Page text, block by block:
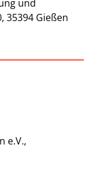
und
35394 Gießen
e.V.,